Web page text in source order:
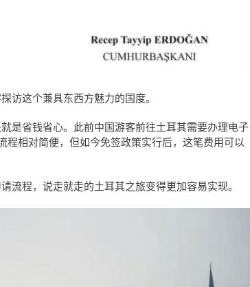
访这个兼具东西方魅力的国度。
是省钱省心。此前中国游客前往土耳其需要办理电子
程相对简便，但如今免签政策实行后，这笔费用可以
流程，说走就走的土耳其之旅变得更加容易实现。